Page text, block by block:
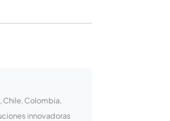
Chile, Colombia,
innovadoras